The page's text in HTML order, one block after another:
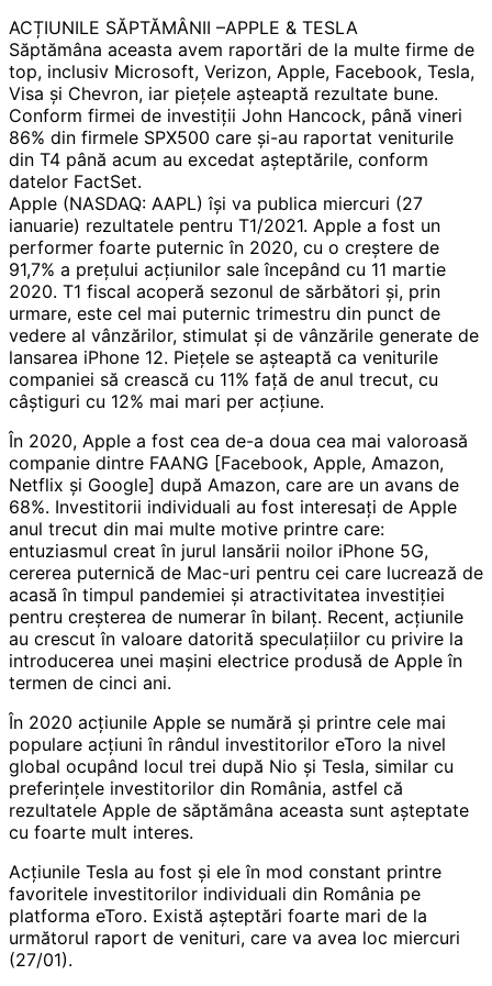
ACȚIUNILE SĂPTĂMÂNII –APPLE & TESLA
Săptămâna aceasta avem raportări de la multe firme de
top, inclusiv Microsoft, Verizon, Apple, Facebook, Tesla,
Visa și Chevron, iar piețele așteaptă rezultate bune.
Conform firmei de investiții John Hancock, până vineri
86% din firmele SPX500 care și-au raportat veniturile
din T4 până acum au excedat așteptările, conform
datelor FactSet.
Apple (NASDAQ: AAPL) își va publica miercuri (27
ianuarie) rezultatele pentru T1/2021. Apple a fost un
performer foarte puternic în 2020, cu o creștere de
91,7% a prețului acțiunilor sale începând cu 11 martie
2020. T1 fiscal acoperă sezonul de sărbători și, prin
urmare, este cel mai puternic trimestru din punct de
vedere al vânzărilor, stimulat și de vânzările generate de
lansarea iPhone 12. Piețele se așteaptă ca veniturile
companiei să crească cu 11% față de anul trecut, cu
câștiguri cu 12% mai mari per acțiune.
În 2020, Apple a fost cea de-a doua cea mai valoroasă
companie dintre FAANG [Facebook, Apple, Amazon,
Netflix și Google] după Amazon, care are un avans de
68%. Investitorii individuali au fost interesați de Apple
anul trecut din mai multe motive printre care:
entuziasmul creat în jurul lansării noilor iPhone 5G,
cererea puternică de Mac-uri pentru cei care lucrează de
acasă în timpul pandemiei și atractivitatea investiției
pentru creșterea de numerar în bilanț. Recent, acțiunile
au crescut în valoare datorită speculațiilor cu privire la
introducerea unei mașini electrice produsă de Apple în
termen de cinci ani.
În 2020 acțiunile Apple se numără și printre cele mai
populare acțiuni în rândul investitorilor eToro la nivel
global ocupând locul trei după Nio și Tesla, similar cu
preferințele investitorilor din România, astfel că
rezultatele Apple de săptămâna aceasta sunt așteptate
cu foarte mult interes.
Acțiunile Tesla au fost și ele în mod constant printre
favoritele investitorilor individuali din România pe
platforma eToro. Există așteptări foarte mari de la
următorul raport de venituri, care va avea loc miercuri
(27/01).